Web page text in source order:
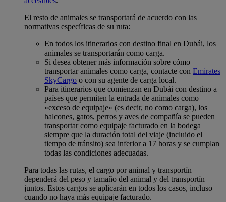
El resto de animales se transportará de acuerdo con las
normativas específicas de su ruta:
En todos los itinerarios con destino final en Dubái, los
animales se transportarán como carga.
Si desea obtener más información sobre cómo
transportar animales como carga, contacte con Emirates
SkyCargo o con su agente de carga local.
Para itinerarios que comienzan en Dubái con destino a
países que permiten la entrada de animales como
«exceso de equipaje» (es decir, no como carga), los
halcones, gatos, perros y aves de compañía se pueden
transportar como equipaje facturado en la bodega
siempre que la duración total del viaje (incluido el
tiempo de tránsito) sea inferior a 17 horas y se cumplan
todas las condiciones adecuadas.
Para todas las rutas, el cargo por animal y transportín
dependerá del peso y tamaño del animal y del transportín
juntos. Estos cargos se aplicarán en todos los casos, incluso
cuando no haya más equipaje facturado.